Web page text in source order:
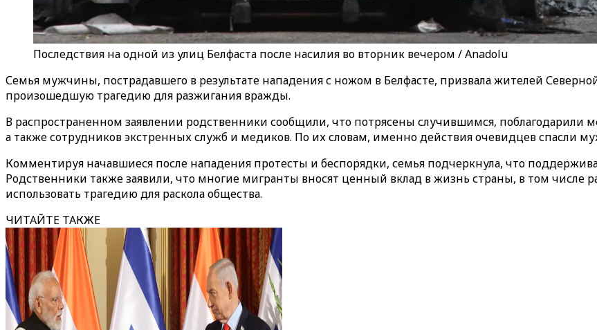
Последствия на одной из улиц Белфаста после насилия во вторник вечером / Anadolu
Семья мужчины, пострадавшего в результате нападения с ножом в Белфасте, призвала жителей
произошедшую трагедию для разжигания вражды.
В распространенном заявлении родственники сообщили, что потрясены случившимся,
а также сотрудников экстренных служб и медиков. По их словам, именно действия очевидцев спасли
Комментируя начавшиеся после нападения протесты и беспорядки, семья подчеркнула, что
Родственники также заявили, что многие мигранты вносят ценный вклад в жизнь страны, в том числе
использовать трагедию для раскола общества.
ЧИТАЙТЕ ТАКЖЕ